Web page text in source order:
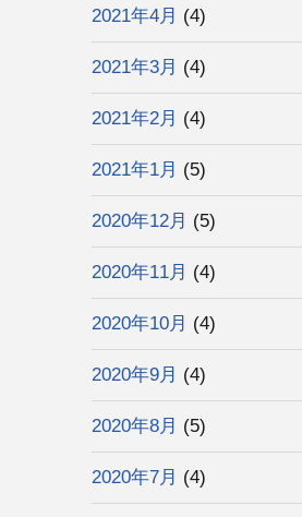
2021年4月 (4)
2021年3月 (4)
2021年2月 (4)
2021年1月 (5)
2020年12月 (5)
2020年11月 (4)
2020年10月 (4)
2020年9月 (4)
2020年8月 (5)
2020年7月 (4)